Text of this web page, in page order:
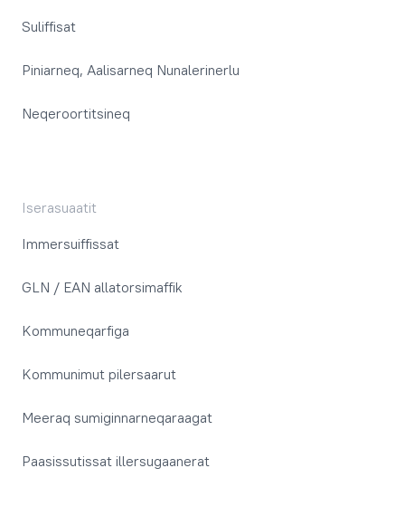
Suliffisat
Piniarneq, Aalisarneq Nunalerinerlu
Neqeroortitsineq
Iserasuaatit
Immersuiffissat
GLN / EAN allatorsimaffik
Kommuneqarfiga
Kommunimut pilersaarut
Meeraq sumiginnarneqaraagat
Paasissutissat illersugaanerat